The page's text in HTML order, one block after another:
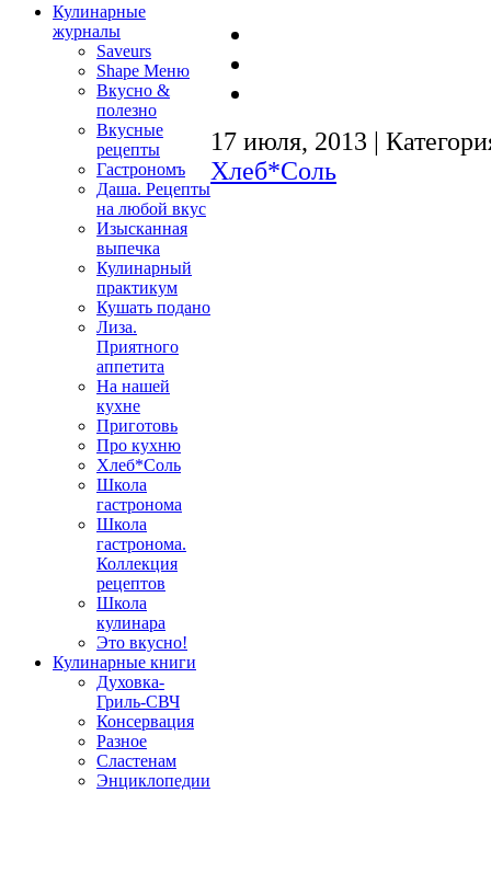
Кулинарные
журналы
Saveurs
Shape Меню
Вкусно &
полезно
Вкусные
рецепты
Гастрономъ
Даша. Рецепты
на любой вкус
Изысканная
выпечка
Кулинарный
практикум
Кушать подано
Лиза.
Приятного
аппетита
На нашей
кухне
Приготовь
Про кухню
Хлеб*Соль
Школа
гастронома
Школа
гастронома.
Коллекция
рецептов
Школа
кулинара
Это вкусно!
Кулинарные книги
Духовка-
Гриль-СВЧ
Консервация
Разное
Сластенам
Энциклопедии
17 июля, 2013 |
Хлеб*Соль